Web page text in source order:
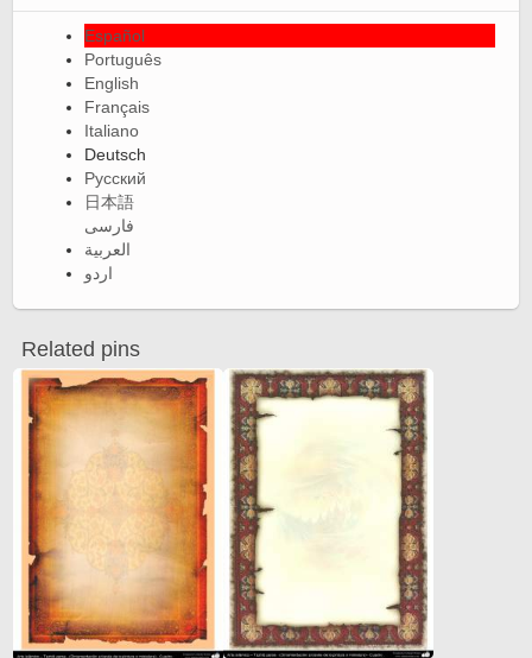
Español
Português
English
Français
Italiano
Deutsch
Русский
日本語
فارسی
العربية
اردو
Related pins